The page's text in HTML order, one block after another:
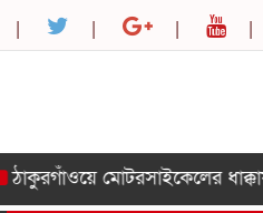
মোটরসাইকেলের